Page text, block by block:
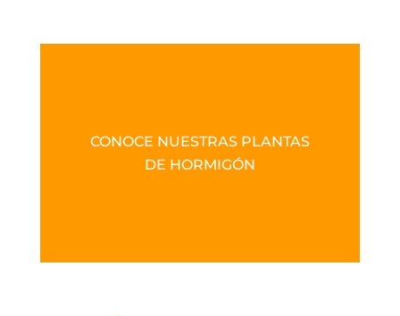
CONOCE NUESTRAS PLANTAS
DE HORMIGÓN